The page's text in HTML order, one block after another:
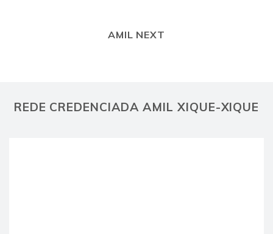
AMIL NEXT
REDE CREDENCIADA AMIL XIQUE-XIQUE